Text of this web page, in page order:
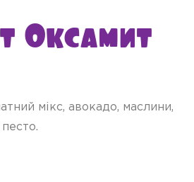
Оксамит
мікс, авокадо, маслини,